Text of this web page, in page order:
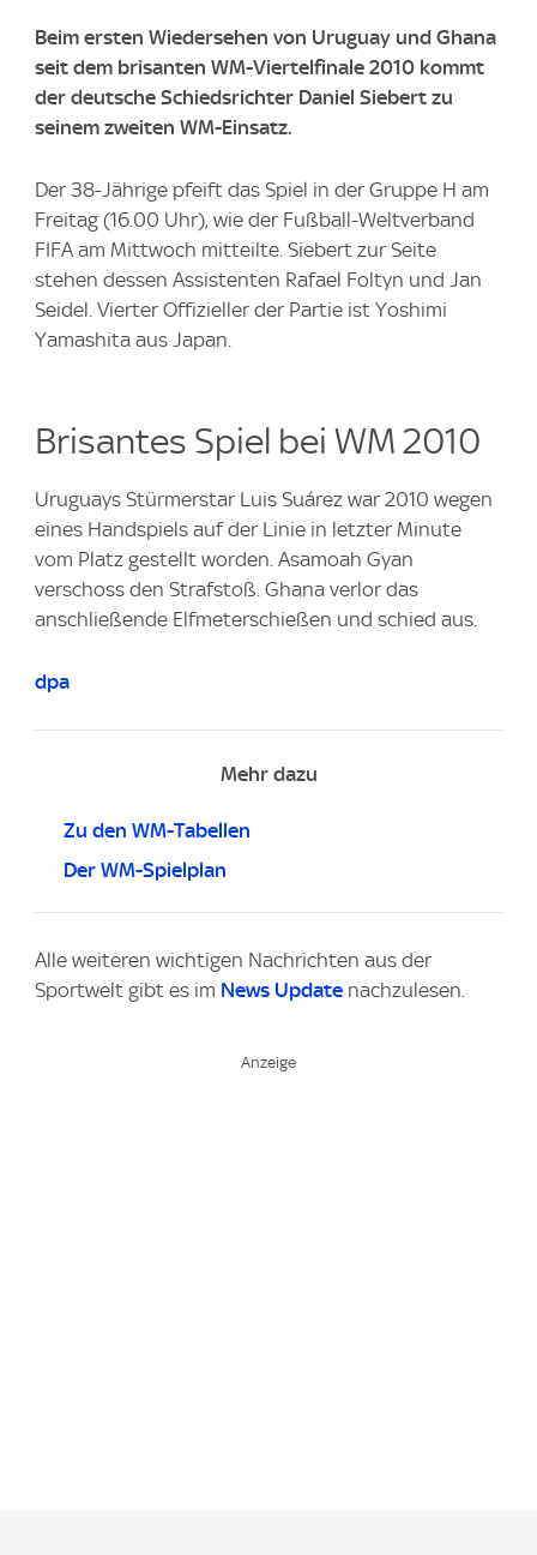
Beim ersten Wiedersehen von Uruguay und Ghana
seit dem brisanten WM-Viertelfinale 2010 kommt
der deutsche Schiedsrichter Daniel Siebert zu
seinem zweiten WM-Einsatz.
Der 38-Jährige pfeift das Spiel in der Gruppe H am
Freitag (16.00 Uhr), wie der Fußball-Weltverband
FIFA am Mittwoch mitteilte. Siebert zur Seite
stehen dessen Assistenten Rafael Foltyn und Jan
Seidel. Vierter Offizieller der Partie ist Yoshimi
Yamashita aus Japan.
Brisantes Spiel bei WM 2010
Uruguays Stürmerstar Luis Suárez war 2010 wegen
eines Handspiels auf der Linie in letzter Minute
vom Platz gestellt worden. Asamoah Gyan
verschoss den Strafstoß. Ghana verlor das
anschließende Elfmeterschießen und schied aus.
dpa
Mehr dazu
Zu den WM-Tabellen
Der WM-Spielplan
Alle weiteren wichtigen Nachrichten aus der
Sportwelt gibt es im News Update nachzulesen.